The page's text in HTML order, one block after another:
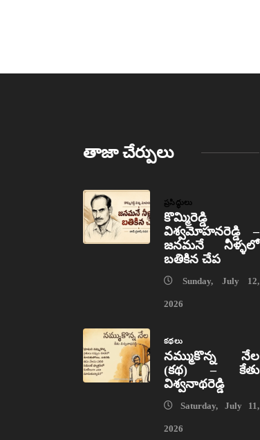
తాజా చేర్పులు
ప్రసిద్ధులు
కొమ్మిరెడ్డి
విశ్వమోహనరెడ్డి –
జనమనే నీళ్ళలో
బతికిన చేప
Sunday, July 12,
2026
కథలు
నమ్ముకొన్న నేల
(కథ) – కేతు
విశ్వనాథరెడ్డి
Saturday, July 11,
2026